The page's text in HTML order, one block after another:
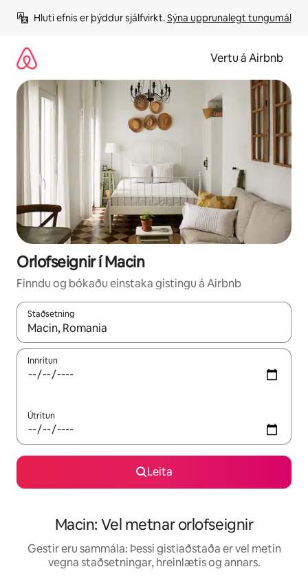
beint
Hluti efnis er þýddur sjálfvirkt. Sýna upprunalegt tungumál
Vertu á Airbnb
Orlofseignir í Macin
Finndu og bókaðu einstaka gistingu á Airbnb
Staðsetning
Þegar niðurstöður liggja fyrir skaltu nota upp og niður
Innritun
Útritun
Leita
Macin: Vel metnar orlofseignir
Gestir eru sammála: Þessi gistiaðstaða er vel metin
vegna staðsetningar, hreinlætis og annars.